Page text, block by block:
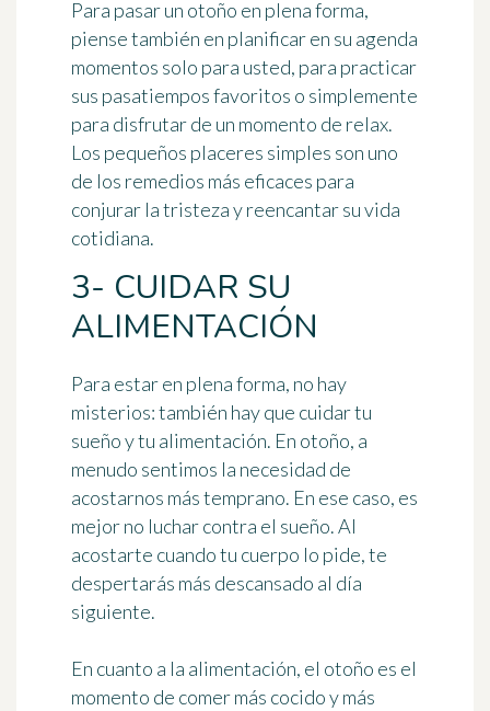
Para pasar un otoño en plena forma,
piense también en planificar en su agenda
momentos solo para usted, para practicar
sus pasatiempos favoritos o simplemente
para disfrutar de un momento de relax.
Los pequeños placeres simples son uno
de los remedios más eficaces para
conjurar la tristeza y reencantar su vida
cotidiana.
3- CUIDAR SU
ALIMENTACIÓN
Para estar en plena forma, no hay
misterios: también hay que cuidar tu
sueño y tu alimentación. En otoño, a
menudo sentimos la necesidad de
acostarnos más temprano. En ese caso, es
mejor no luchar contra el sueño. Al
acostarte cuando tu cuerpo lo pide, te
despertarás más descansado al día
siguiente.
En cuanto a la alimentación, el otoño es el
momento de comer más cocido y más